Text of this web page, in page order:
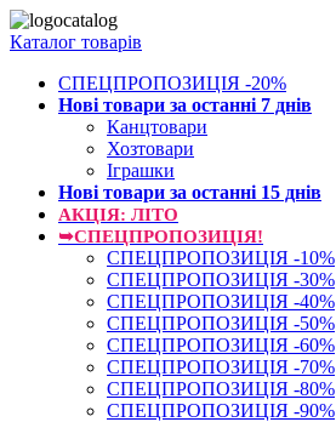
Каталог товарів
СПЕЦПРОПОЗИЦІЯ -20%
Нові товари за останнi 7 днiв
Канцтовари
Хозтовари
Іграшки
Нові товари за останнi 15 днiв
АКЦІЯ: ЛІТО
➥СПЕЦПРОПОЗИЦІЯ!
СПЕЦПРОПОЗИЦІЯ -10%
СПЕЦПРОПОЗИЦІЯ -30%
СПЕЦПРОПОЗИЦІЯ -40%
СПЕЦПРОПОЗИЦІЯ -50%
СПЕЦПРОПОЗИЦІЯ -60%
СПЕЦПРОПОЗИЦІЯ -70%
СПЕЦПРОПОЗИЦІЯ -80%
СПЕЦПРОПОЗИЦІЯ -90%